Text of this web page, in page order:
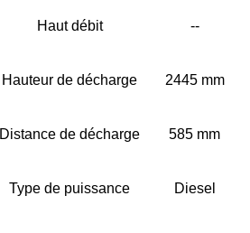
Haut débit --
Hauteur de décharge 2445 mm
Distance de décharge 585 mm
Type de puissance Diesel